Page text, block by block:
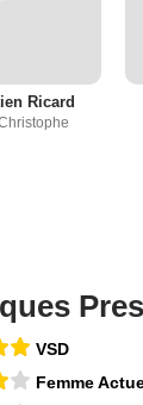
Ricard
VSD
Femme